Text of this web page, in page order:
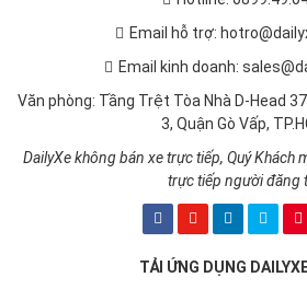
Email hỗ trợ:
Email kinh doanh:
Văn phòng: Tầng Trệt Tòa Nhà D-Head
3, Quận Gò Vấp,
DailyXe không bán xe trực tiếp, Quý Khách
trực tiếp người đăng
TẢI ỨNG DỤNG